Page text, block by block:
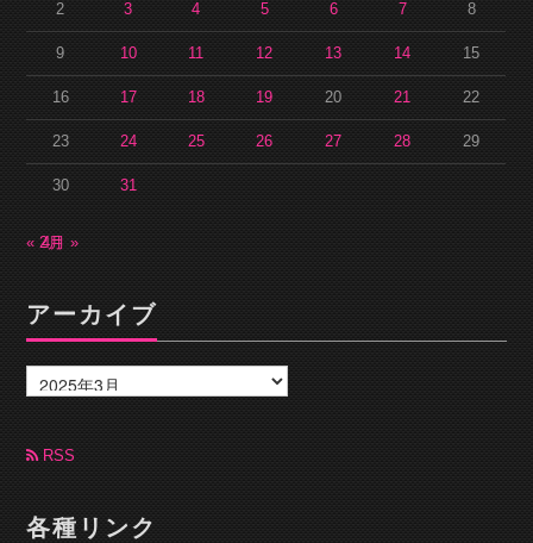
2 3 4 5 6 7 8
9 10 11 12 13 14 15
16 17 18 19 20 21 22
23 24 25 26 27 28 29
30 31
« 2月4月 »
アーカイブ
ー
カ
ブRSS
各種リンク